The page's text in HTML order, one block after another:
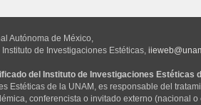
Autónoma de México,
de Investigaciones Estéticas,
del Instituto de Investigaciones Estéticas
Estéticas de la UNAM, es responsable del
conferencista o invitado externo (nacional